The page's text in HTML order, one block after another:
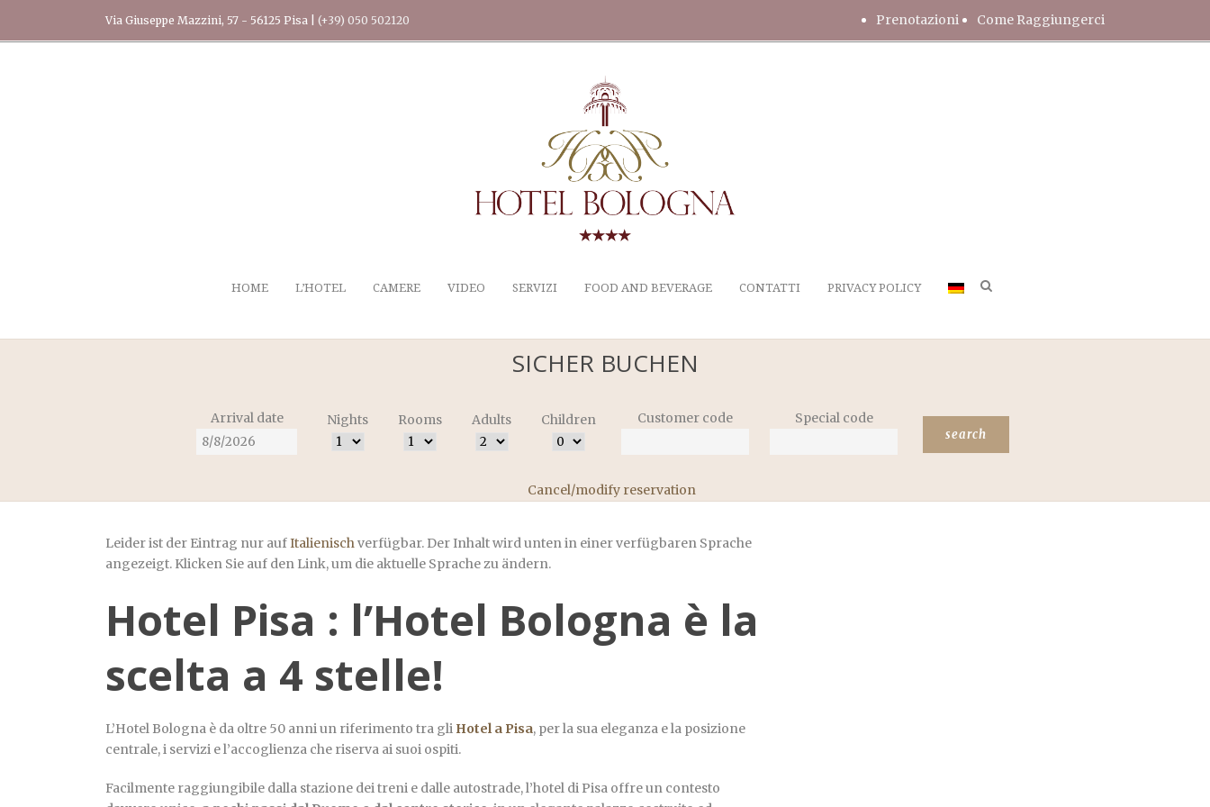
Via Giuseppe Mazzini, 57 - 56125 Pisa | (+39) 050 502120 Prenotazioni Come Raggiungerci
HOME L’HOTEL CAMERE VIDEO SERVIZI FOOD AND BEVERAGE CONTATTI PRIVACY POLICY
SICHER BUCHEN
Arrival date Nights Rooms Adults Children Customer code Special code
Cancel/modify reservation
Leider ist der Eintrag nur aufItalienischverfügbar. Der Inhalt wird unten in einer verfügbaren Sprache
angezeigt. Klicken Sie auf den Link, um die aktuelle Sprache zu ändern.
Hotel Pisa : l’Hotel Bologna è la
scelta a 4 stelle!
L’Hotel Bologna è da oltre 50 anni un riferimento tra gli Hotel a Pisa, per la sua eleganza e la posizione
centrale, i servizi e l’accoglienza che riserva ai suoi ospiti.
Facilmente raggiungibile dalla stazione dei treni e dalle autostrade, l’hotel di Pisa offre un contesto